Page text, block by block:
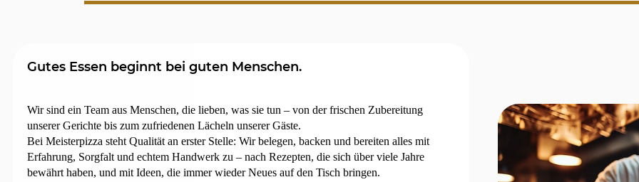
Gutes Essen beginnt bei guten Menschen.
Wir sind ein Team aus Menschen, die lieben, was sie tun – von der frischen Zubereitung
unserer Gerichte bis zum zufriedenen Lächeln unserer Gäste.
Bei Meisterpizza steht Qualität an erster Stelle: Wir belegen, backen und bereiten alles mit
Erfahrung, Sorgfalt und echtem Handwerk zu – nach Rezepten, die sich über viele Jahre
bewährt haben, und mit Ideen, die immer wieder Neues auf den Tisch bringen.